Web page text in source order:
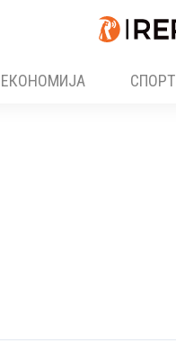
ЕКОНОМИЈА СПОРТ